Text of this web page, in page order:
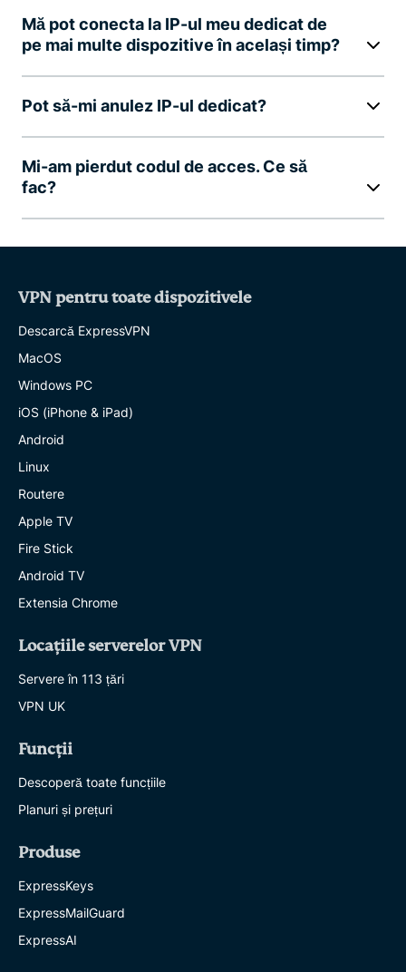
Mă pot conecta la IP-ul meu dedicat de
pe mai multe dispozitive în același timp?
Pot să-mi anulez IP-ul dedicat?
Mi-am pierdut codul de acces. Ce să
fac?
VPN pentru toate dispozitivele
Descarcă ExpressVPN
MacOS
Windows PC
iOS (iPhone & iPad)
Android
Linux
Routere
Apple TV
Fire Stick
Android TV
Extensia Chrome
Locațiile serverelor VPN
Servere în 113 țări
VPN UK
Funcții
Descoperă toate funcțiile
Planuri și prețuri
Produse
ExpressKeys
ExpressMailGuard
ExpressAI